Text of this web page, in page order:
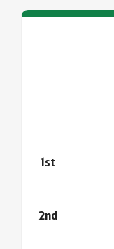
1st
2nd